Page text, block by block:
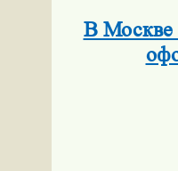
В Москве